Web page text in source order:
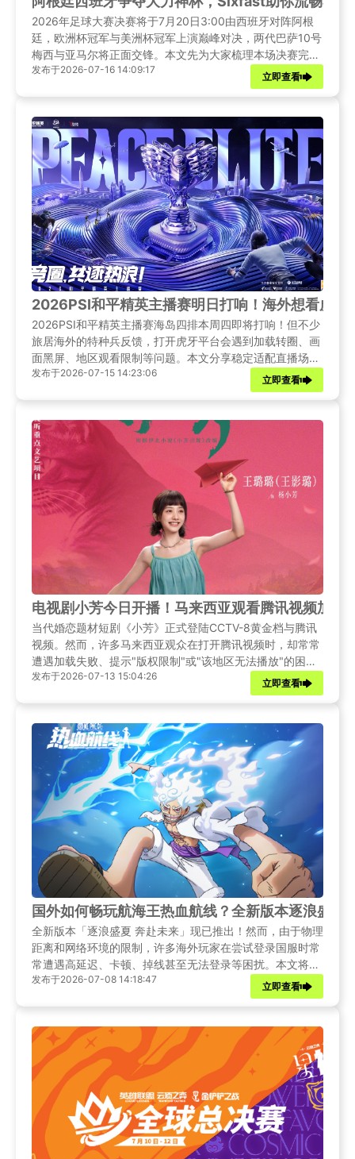
2026年足球大赛决赛将于7月20日3:00由西班牙对阵阿根
廷，欧洲杯冠军与美洲杯冠军上演巅峰对决，两代巴萨10号
梅西与亚马尔将正面交锋。本文先为大家梳理本场决赛完整
赛事资讯，再整理多类网络优化方案，分享Sixfast实用加速
教程，助力海外华人球迷也能全程无阻碍、高清流畅看央视
发布于2026-07-16 14:09:17
立即查看
2026PSI和平精英主播赛明日打响！海外想看虎牙
2026PSI和平精英主播赛海岛四排本周四即将打响！但不少
旅居海外的特种兵反馈，打开虎牙平台会遇到加载转圈、画
面黑屏、地区观看限制等问题。本文分享稳定适配直播场景
的Sixfast使用方法，让海外玩家同步收看高清中文解说，不
发布于2026-07-15 14:23:06
立即查看
电视剧小芳今日开播！马来西亚观看腾讯视频加载
当代婚恋题材短剧《小芳》正式登陆CCTV-8黄金档与腾讯
视频。然而，许多马来西亚观众在打开腾讯视频时，却常常
遭遇加载失败、提示"版权限制"或"该地区无法播放"的困
境。本文将为您梳理《小芳》的开播资讯，并提供切实可行
发布于2026-07-13 15:04:26
立即查看
国外如何畅玩航海王热血航线？全新版本逐浪盛夏
全新版本「逐浪盛夏 奔赴未来」现已推出！然而，由于物理
距离和网络环境的限制，许多海外玩家在尝试登录国服时常
常遭遇高延迟、卡顿、掉线甚至无法登录等困扰。本文将为
大家带来新版本的全面资讯解读，并提供多种实用的网络优
化方案，助你告别网络烦恼，在这个盛夏与未来岛佐罗一同
发布于2026-07-08 14:18:47
立即查看